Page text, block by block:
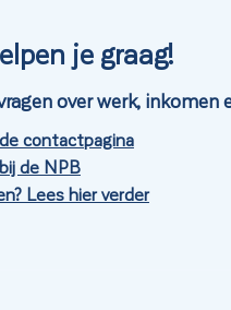
je graag!
over werk,
contactpagina
de NPB
Lees hier verder